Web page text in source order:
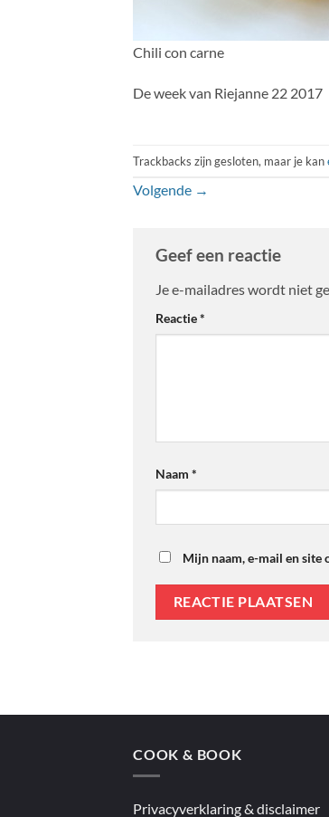
Chili con carne
De week van Riejanne 22 2017
Trackbacks zijn gesloten, maar je kan
Volgende →
Geef een reactie
Je e-mailadres wordt niet
Reactie*
Naam *
Mijn naam, e-mail en site
COOK & BOOK
Privacyverklaring & disclaimer